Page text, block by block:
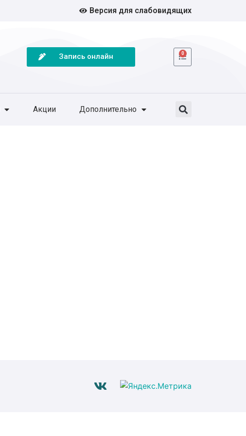
Версия для слабовидящих
Запись онлайн 0
Акции Дополнительно